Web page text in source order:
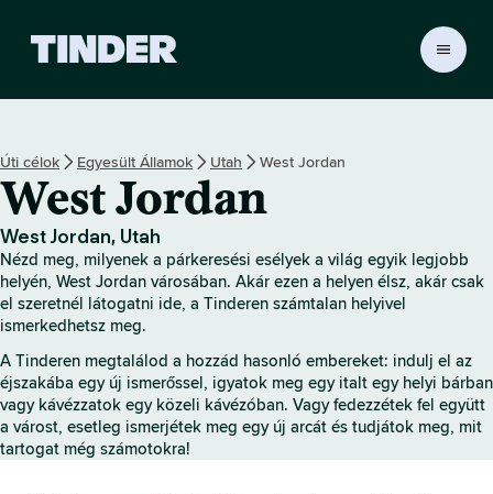
r
K
e
d
ő
o
a
l
Úti célok Egyesült Államok Utah West Jordan
West Jordan
West Jordan, Utah
Nézd meg, milyenek a párkeresési esélyek a világ egyik legjobb
helyén, West Jordan városában. Akár ezen a helyen élsz, akár csak
el szeretnél látogatni ide, a Tinderen számtalan helyivel
ismerkedhetsz meg.
A Tinderen megtalálod a hozzád hasonló embereket: indulj el az
éjszakába egy új ismerőssel, igyatok meg egy italt egy helyi bárban
vagy kávézzatok egy közeli kávézóban. Vagy fedezzétek fel együtt
a várost, esetleg ismerjétek meg egy új arcát és tudjátok meg, mit
tartogat még számotokra!